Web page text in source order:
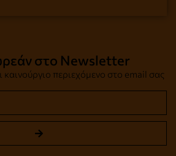
στο Newsletter
περιεχόμενο στο email σας